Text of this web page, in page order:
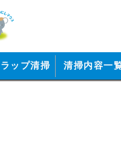
ップ清掃 清掃内容一